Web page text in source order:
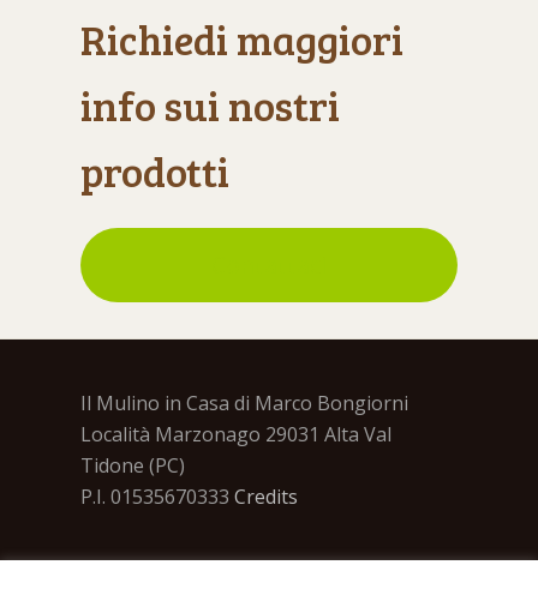
Richiedi maggiori
info sui nostri
prodotti
Il Mulino in Casa di Marco Bongiorni
Località Marzonago 29031 Alta Val
Tidone (PC)
P.I. 01535670333Credits